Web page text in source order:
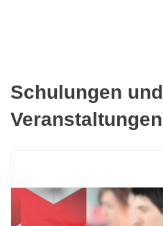
Schulungen und
Veranstaltungen